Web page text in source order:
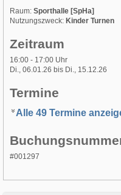
Raum: Sporthalle [SpHa]
Nutzungszweck: Kinder Turnen
Zeitraum
16:00 - 17:00 Uhr
Di., 06.01.26 bis Di., 15.12.26
Termine
Alle 49 Termine
#001297